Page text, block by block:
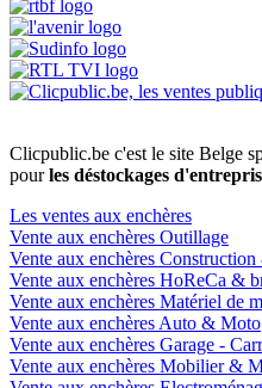
Clicpublic.be c'est le site Belge
pourles déstockages
Les ventes aux enchères
Vente aux enchères Outillage
Vente aux enchères
Vente aux enchères HoReCa &
Vente aux enchères Matériel de
Vente aux enchères Auto & Moto
Vente aux enchères Garage -
Vente aux enchères Mobilier &